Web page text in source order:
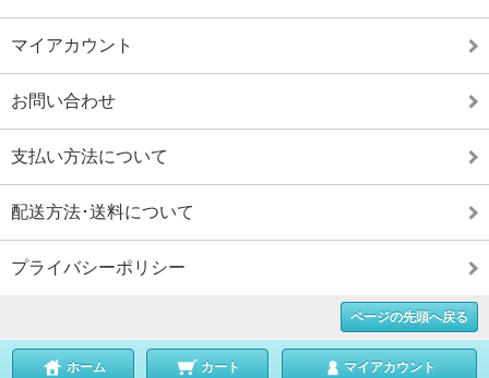
マイアカウント
お問い合わせ
支払い方法について
配送方法･送料について
プライバシーポリシー
ページの先頭へ戻る
ホーム カート マイアカウント